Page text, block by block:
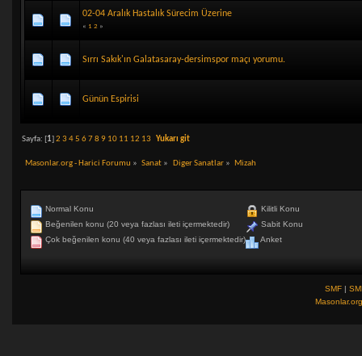
02-04 Aralık Hastalık Sürecim Üzerine
« 1 2 »
Sırrı Sakık'ın Galatasaray-dersimspor maçı yorumu.
Günün Espirisi
Sayfa: [1] 2 3 45 678 9 10 11 12 13 Yukarı git
Masonlar.org - Harici Forumu » Sanat » Diger Sanatlar» Mizah
Normal Konu
Beğenilen konu (20 veya fazlası ileti içermektedir)
Çok beğenilen konu (40 veya fazlası ileti içermektedir)
Kilitli Konu
Sabit Konu
Anket
SMF |
Masonlar.org